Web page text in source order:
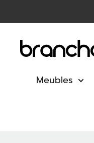
au
contenuBranchaud
Meubles